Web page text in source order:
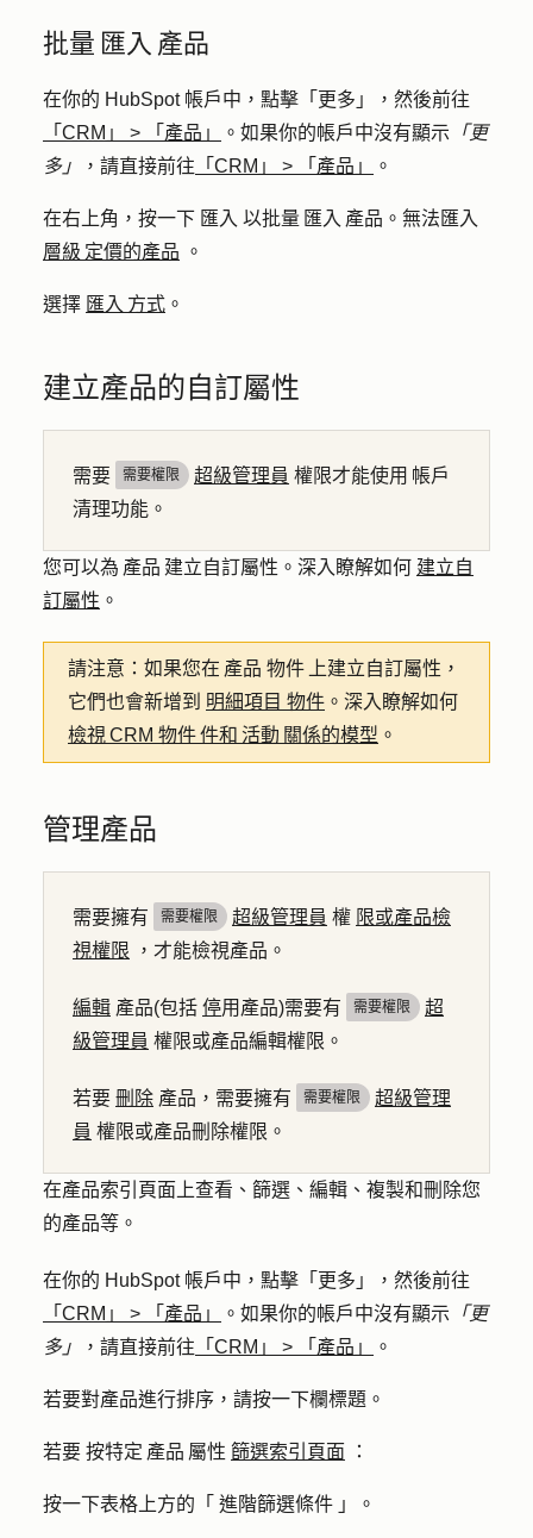
批量 匯入 產品
在你的 HubSpot 帳戶中，點擊 「更多」
，然後前往
「CRM」
> 「產品」 。如果你的帳戶中沒有顯示 「更
多」
，請直接前往 「CRM」 > 「產品」 。
在右上角，按一下 匯入 以批量 匯入 產品。無法匯入
層級 定價的產品 。
選擇 匯入 方式 。
建立產品的自訂屬性
需要 需要權限 超級管理員 權限才能使用 帳戶
清理功能。
您可以為 產品 建立自訂屬性。深入瞭解如何 建立自
訂屬性 。
請注意： 如果您在 產品 物件 上建立自訂屬性，
它們也會新增到 明細項目 物件 。深入瞭解如何
檢視 CRM 物件 件和 活動 關係的模型 。
管理產品
需要擁有 需要權限 超級管理員 權 限或產品檢
視權限 ，才能檢視產品。
編輯 產品(包括 停用產品)需要有 需要權限
超
級管理員 權限或產品編輯權限。
若要 刪除 產品，需要擁有 需要權限
超級管理
員 權限或產品刪除權限。
在產品索引頁面上查看、篩選、編輯、複製和刪除您
的產品等。
在你的 HubSpot 帳戶中，點擊 「更多」
，然後前往
「CRM」
> 「產品」 。如果你的帳戶中沒有顯示 「更
多」
，請直接前往 「CRM」 > 「產品」 。
若要對產品進行排序，請按一下欄標題 。
若要 按特定 產品 屬性 篩選索引頁面 ：
按一下表格上方的「 進階篩選條件 」。